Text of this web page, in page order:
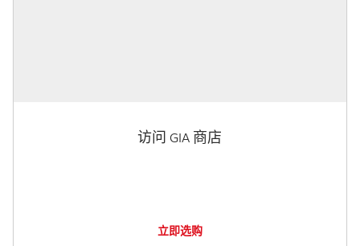
访问 GIA 商店
立即选购